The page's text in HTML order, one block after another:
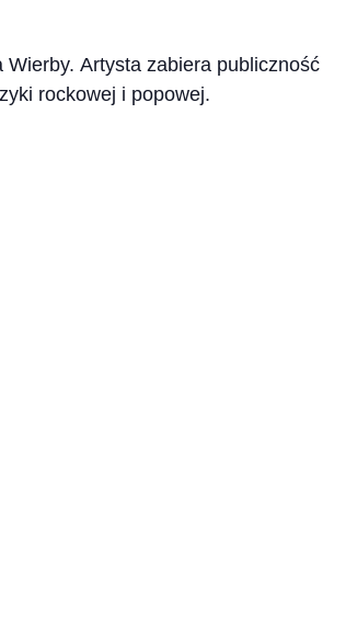
Wierby. Artysta zabiera publiczność
rockowej i popowej.